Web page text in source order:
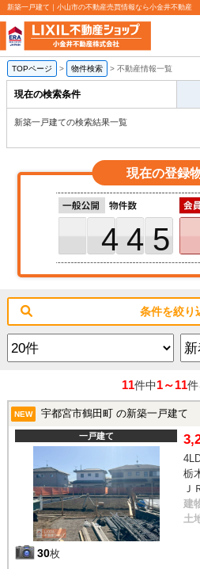
新築一戸建て｜小山市の不動産売買情報なら小金井不動産
TOPページ > 物件検索 > 不動産情報一覧
現在の検索条件
新築一戸建ての検索結果一覧
現在の登録
445
条件を絞り
11件中1～11
NEW 宇都宮市鶴田町 の新築一戸建て
一戸建て
30枚
栃
Ｊ
建
土